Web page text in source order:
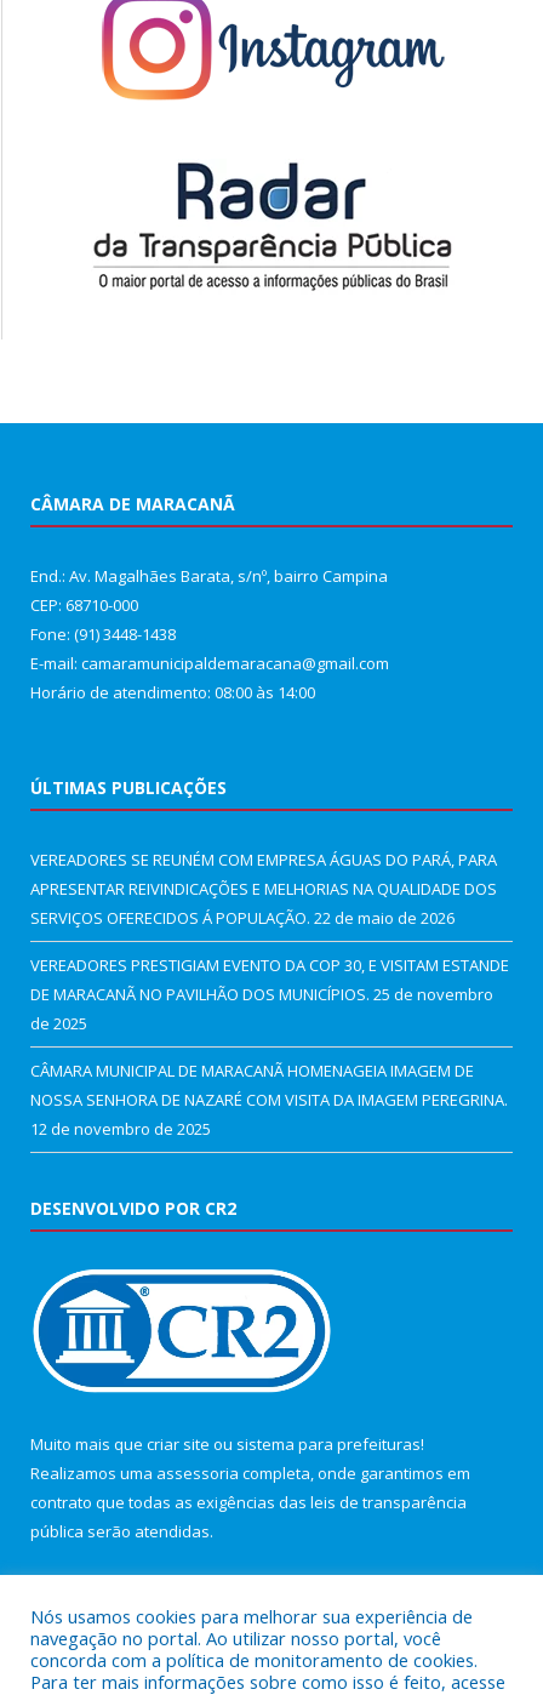
CÂMARA DE MARACANÃ
End.: Av. Magalhães Barata, s/nº, bairro Campina
CEP: 68710-000
Fone: (91) 3448-1438
E-mail: camaramunicipaldemaracana@gmail.com
Horário de atendimento: 08:00 às 14:00
ÚLTIMAS PUBLICAÇÕES
VEREADORES SE REUNÉM COM EMPRESA ÁGUAS DO PARÁ, PARA
APRESENTAR REIVINDICAÇÕES E MELHORIAS NA QUALIDADE DOS
SERVIÇOS OFERECIDOS Á POPULAÇÃO. 22 de maio de 2026
VEREADORES PRESTIGIAM EVENTO DA COP 30, E VISITAM ESTANDE
DE MARACANÃ NO PAVILHÃO DOS MUNICÍPIOS. 25 de novembro
de 2025
CÂMARA MUNICIPAL DE MARACANÃ HOMENAGEIA IMAGEM DE
NOSSA SENHORA DE NAZARÉ COM VISITA DA IMAGEM PEREGRINA.
12 de novembro de 2025
DESENVOLVIDO POR CR2
Muito mais que criar site ou sistema para prefeituras!
Realizamos uma assessoria completa, onde garantimos em
contrato que todas as exigências das leis de transparência
pública serão atendidas.
Nós usamos cookies para melhorar sua experiência de
navegação no portal. Ao utilizar nosso portal, você
concorda com a política de monitoramento de cookies.
Para ter mais informações sobre como isso é feito, acesse